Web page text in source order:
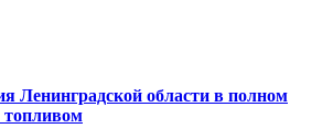
Ленинградской области в полном
топливом